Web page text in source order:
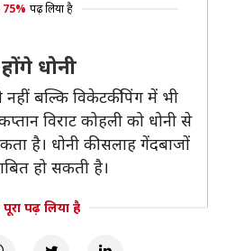
75% पढ़ लिया है
धोनी
बल्कि विकेटकीपिंग में भी
विराट कोहली को धोनी से
है। धोनी की सलाह गेंदबाजों
हो सकती है।
पढ़ लिया है